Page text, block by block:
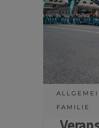
FAMILIE